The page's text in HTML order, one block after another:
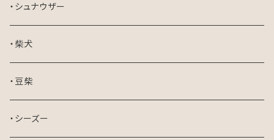
・シュナウザー
・柴犬
・豆柴
・シーズー